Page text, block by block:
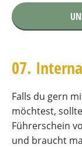
07.
Falls du gern
möchtest,
Führerschein
und braucht